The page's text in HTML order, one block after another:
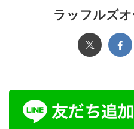
ラッフルズ